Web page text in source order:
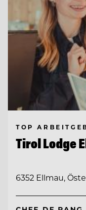
TOP
Tirol Lodge
6352 Ellmau,